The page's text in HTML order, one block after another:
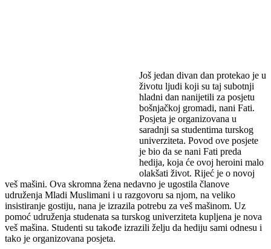
Još jedan divan dan protekao je u
životu ljudi koji su taj subotnji
hladni dan nanijetili za posjetu
bošnjačkoj gromadi, nani Fati.
Posjeta je organizovana u
saradnji sa studentima turskog
univerziteta. Povod ove posjete
je bio da se nani Fati preda
hedija, koja će ovoj heroini malo
olakšati život. Rijeć je o novoj
veš mašini. Ova skromna žena nedavno je ugostila članove
udruženja Mladi Muslimani i u razgovoru sa njom, na veliko
insistiranje gostiju, nana je izrazila potrebu za veš mašinom. Uz
pomoć udruženja studenata sa turskog univerziteta kupljena je nova
veš mašina. Studenti su takođe izrazili želju da hediju sami odnesu i
tako je organizovana posjeta.